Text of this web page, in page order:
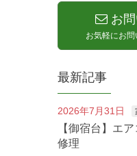
お
お気軽にお問
最新記事
2026年7月31日
【御宿台】エ
修理